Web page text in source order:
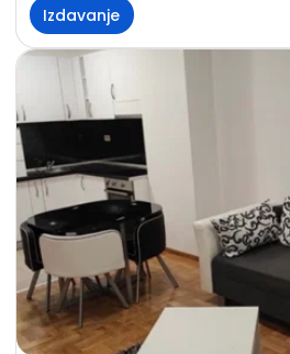
Izdavanje